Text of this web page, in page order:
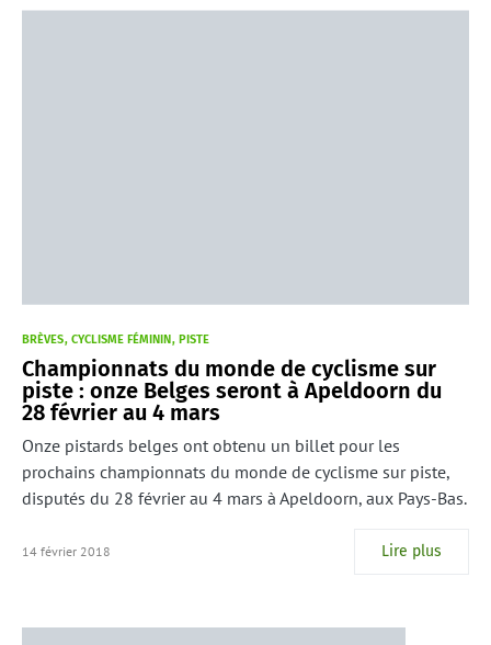
BRÈVES CYCLISME FÉMININ PISTE
Championnats du monde de cyclisme sur
piste : onze Belges seront à Apeldoorn du
28 février au 4 mars
Onze pistards belges ont obtenu un billet pour les
prochains championnats du monde de cyclisme sur piste,
disputés du 28 février au 4 mars à Apeldoorn, aux Pays-Bas.
14 février 2018 Lire plus